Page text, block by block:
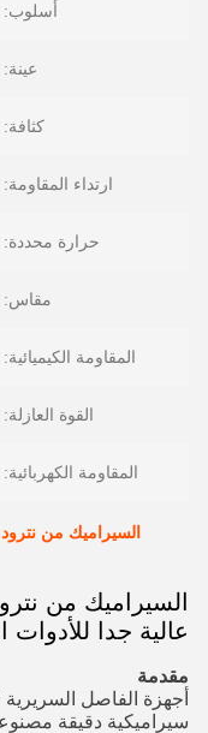
أسلوب:
عينة:
كثافة:
ارتداء المقاومة:
حرارة محددة:
مقاس:
المقاومة الكيميائية:
القوة العازلة:
المقاومة الكهربائية:
السيراميك من
السيراميك من
عالية جدا للأدوات
مقدمة
أجهزة الفاصل
سيراميكية دقيقة